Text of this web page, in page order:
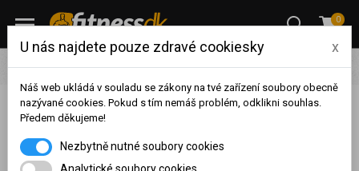
0
Oblečení Parkour
Zobrazit filtraci
dosaženého obratu za
sledované období, byl váš
U nás najdete pouze zdravé cookiesky x
Náš web ukládá v souladu se zákony na tvé zařízení soubory obecně
nazývané cookies. Pokud s tím nemáš problém, odklikni souhlas.
Předem děkujeme!
Nezbytně nutné soubory cookies